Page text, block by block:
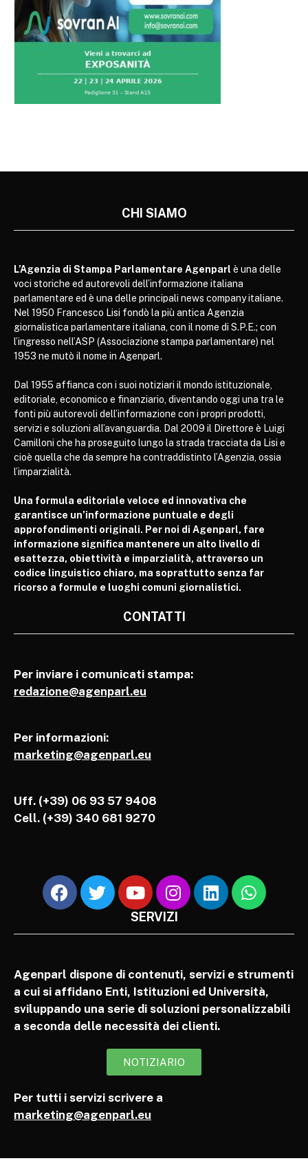
CHI SIAMO
L’Agenzia di Stampa Parlamentare Agenparl è una delle
voci storiche ed autorevoli dell’informazione italiana
parlamentare ed è una delle principali news company italiane.
Nel 1950 Francesco Lisi fondò la più antica Agenzia
giornalistica parlamentare italiana, con il nome di S.P.E.; con
l’ingresso nell’ASP (Associazione stampa parlamentare) nel
1953 ne mutò il nome in Agenparl.
Dal 1955 affianca con i suoi notiziari il mondo istituzionale,
editoriale, economico e finanziario, diventando oggi una tra le
fonti più autorevoli dell’informazione con i propri prodotti,
servizi e soluzioni all’avanguardia. Dal 2009 il Direttore è Luigi
Camilloni che ha proseguito lungo la strada tracciata da Lisi e
cioè quella che da sempre ha contraddistinto l’Agenzia, ossia
l’imparzialità.
Una formula editoriale veloce ed innovativa che
garantisce un’informazione puntuale e degli
approfondimenti originali. Per noi di Agenparl, fare
informazione significa mantenere un alto livello di
esattezza, obiettività e imparzialità, attraverso un
codice linguistico chiaro, ma soprattutto senza far
ricorso a formule e luoghi comuni giornalistici.
CONTATTI
Per inviare i comunicati stampa:
redazione@agenparl.eu
Per informazioni:
marketing@agenparl.eu
Uff. (+39) 06 93 57 9408
Cell. (+39) 340 681 9270
SERVIZI
Agenparl dispone di contenuti, servizi e strumenti
a cui si affidano Enti, Istituzioni ed Università,
sviluppando una serie di soluzioni personalizzabili
a seconda delle necessità dei clienti.
NOTIZIARIO
Per tutti i servizi scrivere a
marketing@agenparl.eu